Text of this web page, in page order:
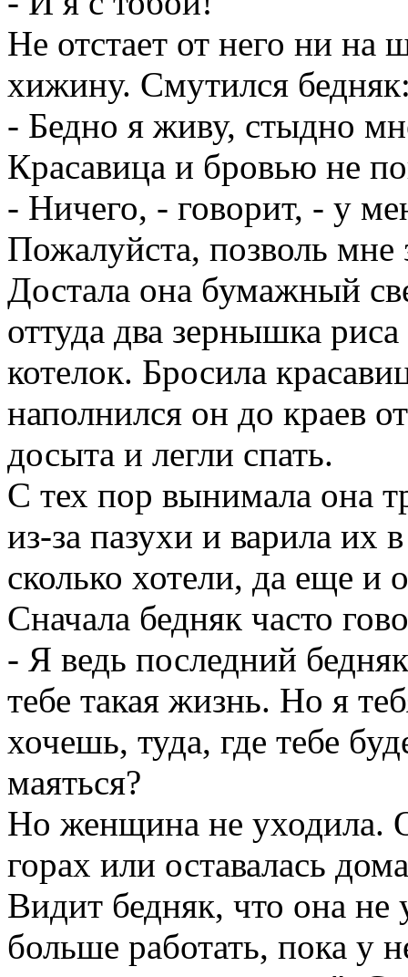
Не отстает от него ни на
хижину. Смутился
- Бедно я живу, стыдно
Красавица и бровью не
- Ничего, - говорит, - у
Пожалуйста, позволь мне
Достала она бумажный
оттуда два зернышка
котелок. Бросила
наполнился он до краев
досыта и легли спать.
С тех пор вынимала она
из-за пазухи и варила их
сколько хотели, да еще и
Сначала бедняк часто
- Я ведь последний
тебе такая жизнь. Но я
хочешь, туда, где тебе
маяться?
Но женщина не уходила.
горах или оставалась
Видит бедняк, что она
больше работать, пока у